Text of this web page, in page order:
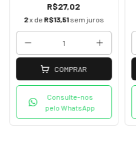
R$27,02
2x de R$13,51 sem juros
COMPRAR
Consulte-nos
pelo WhatsApp